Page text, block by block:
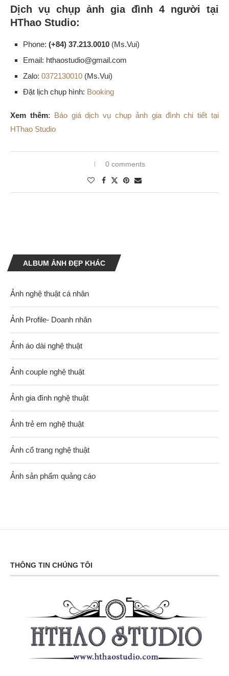
Dịch vụ chụp ảnh gia đình 4 người tại
HThao Studio:
Phone: (+84) 37.213.0010 (Ms.Vui)
Email: hthaostudio@gmail.com
Zalo: 0372130010 (Ms.Vui)
Đặt lịch chụp hình: Booking
Xem thêm: Báo giá dịch vụ chụp ảnh gia đình chi tiết tại
HThao Studio
0 comments
ALBUM ẢNH ĐẸP KHÁC
Ảnh nghệ thuật cá nhân
Ảnh Profile- Doanh nhân
Ảnh áo dài nghệ thuật
Ảnh couple nghệ thuật
Ảnh gia đình nghệ thuật
Ảnh trẻ em nghệ thuật
Ảnh cổ trang nghệ thuật
Ảnh sản phẩm quảng cáo
THÔNG TIN CHÚNG TÔI